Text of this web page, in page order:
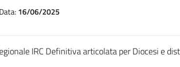
Data: 16/06/2025
IRC Definitiva articolata per Diocesi e